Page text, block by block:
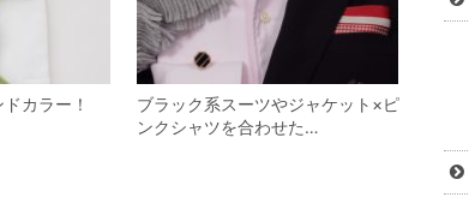
カラー！
ブラック系スーツやジャケット×ピ
ンクシャツを合わせた…